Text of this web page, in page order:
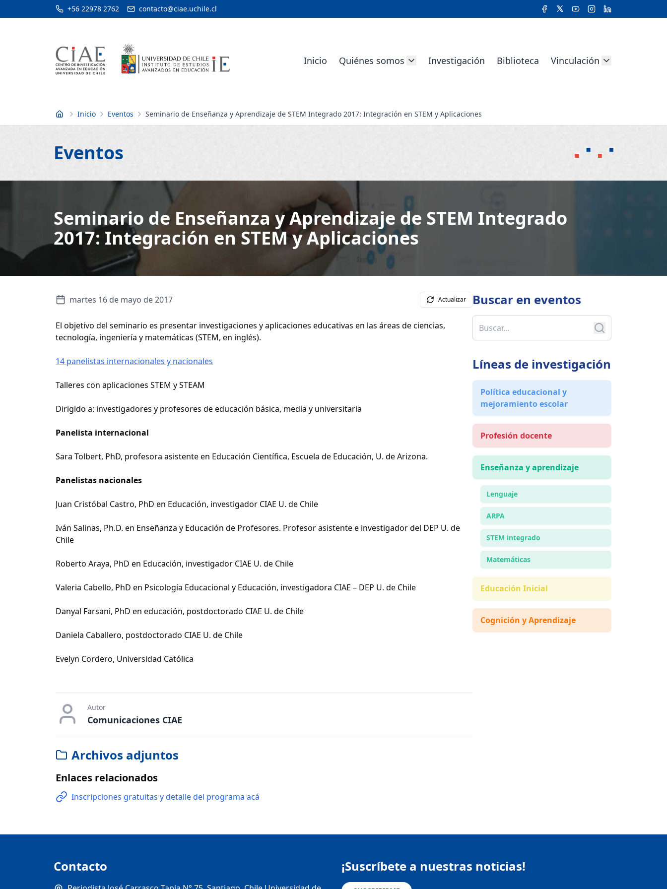
+56 22978 2762 contacto@ciae.uchile.cl
Inicio Quiénes somos Investigación Biblioteca Vinculación
Inicio Inicio Eventos Seminario de Enseñanza y Aprendizaje de STEM Integrado 2017: Integración en STEM y Aplicaciones
Eventos
Seminario de Enseñanza y Aprendizaje de STEM Integrado
2017: Integración en STEM y Aplicaciones
martes 16 de mayo de 2017 Actualizar
El objetivo del seminario es presentar investigaciones y aplicaciones educativas en las áreas de ciencias,
tecnología, ingeniería y matemáticas (STEM, en inglés).
14 panelistas internacionales y nacionales
Talleres con aplicaciones STEM y STEAM
Dirigido a: investigadores y profesores de educación básica, media y universitaria
Panelista internacional
Sara Tolbert, PhD, profesora asistente en Educación Científica, Escuela de Educación, U. de Arizona.
Panelistas nacionales
Juan Cristóbal Castro, PhD en Educación, investigador CIAE U. de Chile
Iván Salinas, Ph.D. en Enseñanza y Educación de Profesores. Profesor asistente e investigador del DEP U. de
Chile
Roberto Araya, PhD en Educación, investigador CIAE U. de Chile
Valeria Cabello, PhD en Psicología Educacional y Educación, investigadora CIAE – DEP U. de Chile
Danyal Farsani, PhD en educación, postdoctorado CIAE U. de Chile
Daniela Caballero, postdoctorado CIAE U. de Chile
Evelyn Cordero, Universidad Católica
Autor
Comunicaciones CIAE
Archivos adjuntos
Enlaces relacionados
Inscripciones gratuitas y detalle del programa acá
Buscar en eventos
Líneas de investigación
Política educacional y
mejoramiento escolar
Profesión docente
Enseñanza y aprendizaje
Lenguaje
ARPA
STEM integrado
Matemáticas
Educación Inicial
Cognición y Aprendizaje
Contacto ¡Suscríbete a nuestras noticias!